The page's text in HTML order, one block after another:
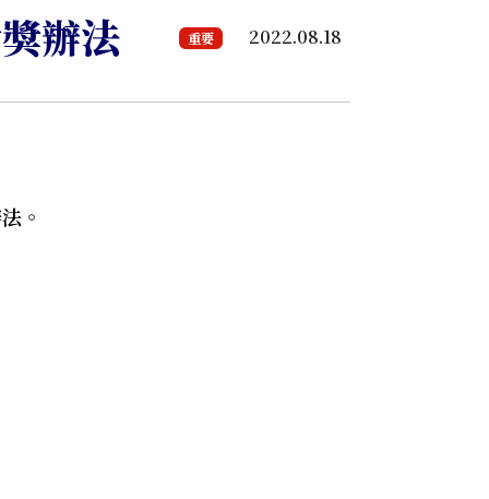
辦法 重要 2022.08.18
。